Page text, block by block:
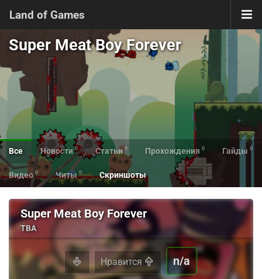
Land of Games
Super Meat Boy Forever
Все Новости 0 Статьи 0 Прохождения 0 Гайды 0
Видео 0 Читы 0 Скриншоты
Super Meat Boy Forever
TBA
Нравится n/a